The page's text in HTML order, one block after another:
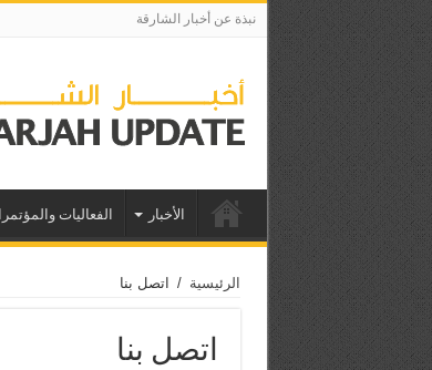
نبذة عن أخبار الشارقة
الأخبار الفعاليات
الرئيسية / اتصل بنا
اتصل بنا